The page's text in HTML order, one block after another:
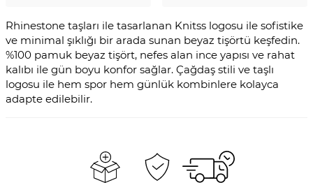
Rhinestone taşları ile tasarlanan Knitss logosu ile sofistike
ve minimal şıklığı bir arada sunan beyaz tişörtü keşfedin.
%100 pamuk beyaz tişört, nefes alan ince yapısı ve rahat
kalıbı ile gün boyu konfor sağlar. Çağdaş stili ve taşlı
logosu ile hem spor hem günlük kombinlere kolayca
adapte edilebilir.